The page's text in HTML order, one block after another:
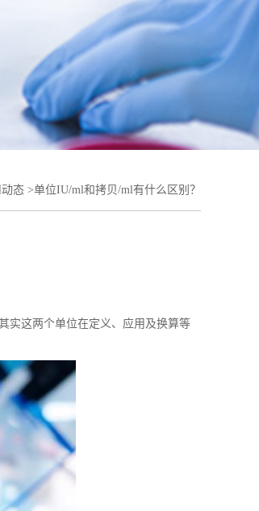
态 >单位IU/ml和拷贝/ml有什么区别？
实这两个单位在定义、应用及换算等